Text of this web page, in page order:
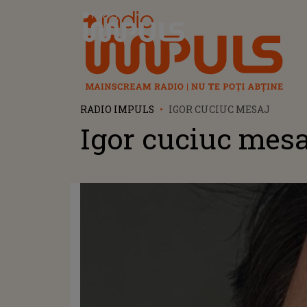
Radio Impuls
RADIO IMPULS IGOR CUCIUC MESAJ
Igor cuciuc